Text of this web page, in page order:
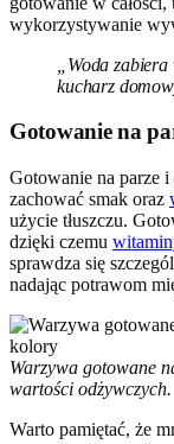
wykorzystywanie
„Woda
kucharz
Gotowanie na
Gotowanie na parze
zachować smak oraz
użycie tłuszczu.
dzięki czemu
sprawdza się
nadając potrawom
Warzywa gotowane
wartości odżywczych.
Warto pamiętać, że